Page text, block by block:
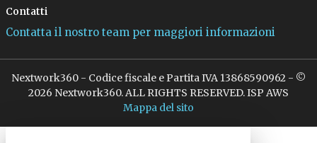
Contatti
Contatta il nostro team per maggiori informazioni
Nextwork360 - Codice fiscale e Partita IVA 13868590962 - ©
2026 Nextwork360. ALL RIGHTS RESERVED. ISP AWS
Mappa del sito